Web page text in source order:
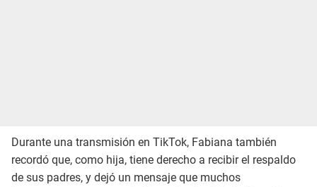
Durante una transmisión en TikTok, Fabiana también
recordó que, como hija, tiene derecho a recibir el respaldo
de sus padres, y dejó un mensaje que muchos